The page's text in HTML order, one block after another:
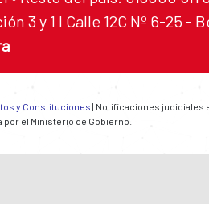
3 y 1 I Calle 12C Nº 6-25 -
y Constituciones | Notificaciones judiciales
el Ministerio de Gobierno.